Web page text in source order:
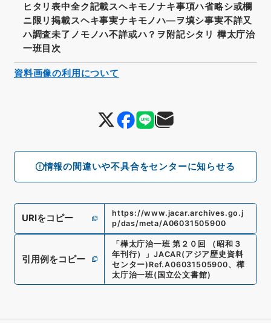
情報の間違いや不具合をセンターに知らせる
ヒタリ表中全ク記載スヘキモノナキ事項ハ省略シ或欄
ニ限リ掲載スヘキ事実ナキモノハ―ヲ填シ事実不詳又
ハ調査未了ノモノハ不詳或ハ？ヲ附記シタリ 樺太庁治
一班目次
URIをコピー
https://www.jacar.archives.go.j
p/das/meta/A06031505900
引用例をコピー
「樺太庁治一班 第２０回 （昭和３
年刊行）
」 JACAR(アジア歴史資料
センター) Ref.A06031505900、 樺
太庁治一班(国立公文書館)
資料画像の利用について